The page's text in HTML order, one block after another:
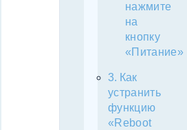
нажмите
на
кнопку
«Питание»
Как
устранить
функцию
«Reboot